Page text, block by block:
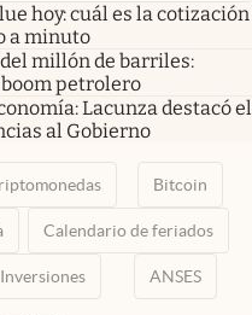
hoy: cuál es la cotización
a minuto
millón de barriles:
petrolero
Lacunza destacó el
al Gobierno
Bitcoin
Calendario de feriados
Inversiones ANSES